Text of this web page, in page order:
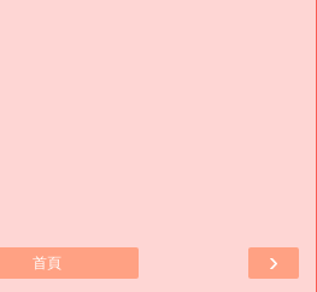
›
首頁